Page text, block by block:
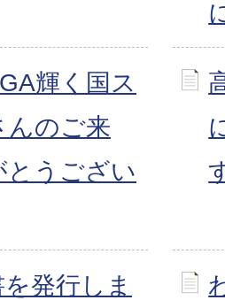
輝く国ス
んのご来
とうござい
発行しま